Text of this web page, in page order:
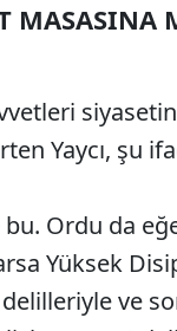
MASASINA
Yaycı, şu
Ordu da
Yüksek
ve